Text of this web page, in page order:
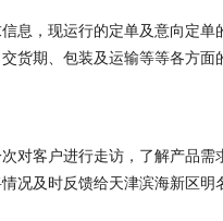
息，现运行的定单及意向定单
货期、包装及运输等等各方面
对客户进行走访，了解产品需
况及时反馈给天津滨海新区明